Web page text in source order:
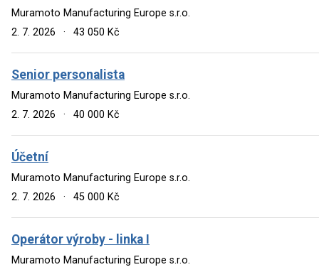
Muramoto Manufacturing Europe s.r.o.
2. 7. 2026
· 43 050 Kč
Senior personalista
Muramoto Manufacturing Europe s.r.o.
2. 7. 2026
· 40 000 Kč
Účetní
Muramoto Manufacturing Europe s.r.o.
2. 7. 2026
· 45 000 Kč
Operátor výroby - linka I
Muramoto Manufacturing Europe s.r.o.